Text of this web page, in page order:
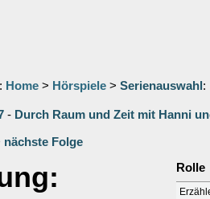
Home > Hörspiele > Serienauswahl :
- Durch Raum und Zeit mit Hanni
nächste Folge
Rolle